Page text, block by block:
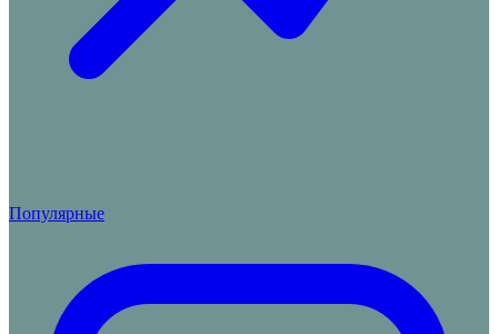
Популярные